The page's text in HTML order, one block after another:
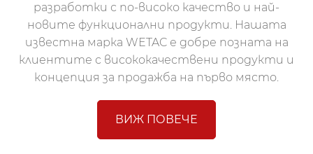
разработки с по-високо качество и най-
новите функционални продукти. Нашата
известна марка WETAC е добре позната на
клиентите с висококачествени продукти и
концепция за продажба на първо място.
ВИЖ ПОВЕЧЕ